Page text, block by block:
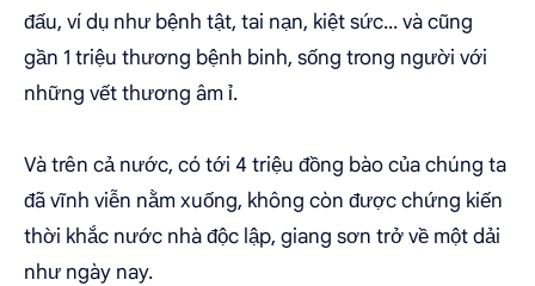
đấu, ví dụ như bệnh tật, tai nạn, kiệt sức... và cũng
gần 1 triệu thương bệnh binh, sống trong người với
những vết thương âm ỉ.
Và trên cả nước, có tới 4 triệu đồng bào của chúng ta
đã vĩnh viễn nằm xuống, không còn được chứng kiến
thời khắc nước nhà độc lập, giang sơn trở về một dải
như ngày nay.